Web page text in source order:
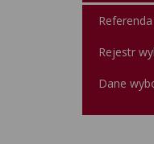
Rejestr
Dane